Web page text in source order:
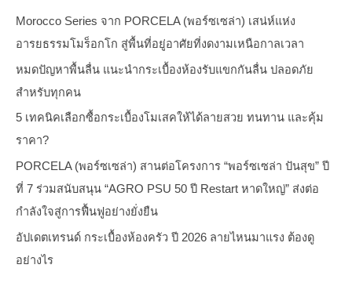
Morocco Series จาก PORCELA (พอร์ซเซล่า) เสน่ห์แห่ง
อารยธรรมโมร็อกโก สู่พื้นที่อยู่อาศัยที่งดงามเหนือกาลเวลา
หมดปัญหาพื้นลื่น แนะนำกระเบื้องห้องรับแขกกันลื่น ปลอดภัย
สำหรับทุกคน
5 เทคนิคเลือกซื้อกระเบื้องโมเสคให้ได้ลายสวย ทนทาน และคุ้ม
ราคา?
PORCELA (พอร์ซเซล่า) สานต่อโครงการ “พอร์ซเซล่า ปันสุข” ปี
ที่ 7 ร่วมสนับสนุน “AGRO PSU 50 ปี Restart หาดใหญ่” ส่งต่อ
กำลังใจสู่การฟื้นฟูอย่างยั่งยืน
อัปเดตเทรนด์ กระเบื้องห้องครัว ปี 2026 ลายไหนมาแรง ต้องดู
อย่างไร